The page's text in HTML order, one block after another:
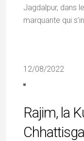
Jagdalpur, dans
marquante qui
12/08/2022
Rajim, la